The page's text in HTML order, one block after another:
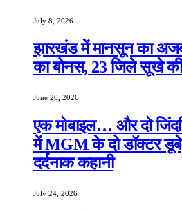
July 8, 2026
झारखंड में मानसून का
का बोनस, 23 जिले सूखे की
June 20, 2026
एक मोबाइल… और दो
में MGM के दो डॉक्टर
दर्दनाक कहानी
July 24, 2026